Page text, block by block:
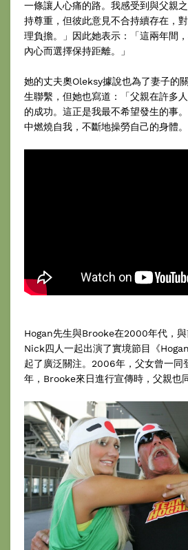
一條讓人心痛的路。我感受到與父親
持尊重，但彼此意見不合持續存在，
理負擔。」因此她表示：「這兩年間
內心而選擇保持距離。」
她的丈夫奧Oleksy據說也為了妻子的
生聯繫，但她也寫道：「父親在許多
的成功。這正是我最不希望發生的事
中燃燒自我，不斷地操勞自己的身體。
Hogan先生與Brooke在2000年代，
Nick四人一起出演了實境節目《
起了廣泛關注。2006年，父女曾一同
年，Brooke來日進行宣傳時，父親也